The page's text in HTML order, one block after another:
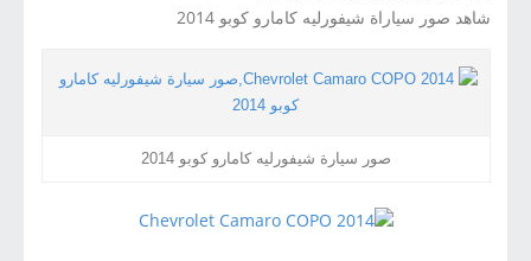
شاهد صور سياراة شيفورليه كامارو كوبو 2014
صور سيارة شيفورليه كامارو كوبو 2014